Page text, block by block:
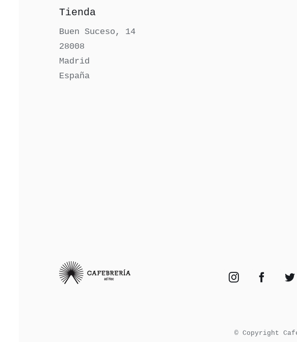
Tienda
Buen Suceso, 14
28008
Madrid
España
© Copyright